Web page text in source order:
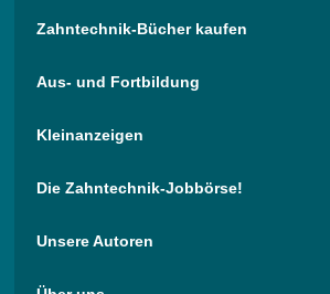
Zahntechnik-Bücher kaufen
Aus- und Fortbildung
Kleinanzeigen
Die Zahntechnik-Jobbörse!
Unsere Autoren